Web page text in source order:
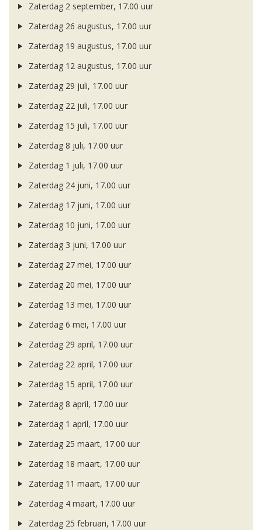
Zaterdag 2 september, 17.00 uur
Zaterdag 26 augustus, 17.00 uur
Zaterdag 19 augustus, 17.00 uur
Zaterdag 12 augustus, 17.00 uur
Zaterdag 29 juli, 17.00 uur
Zaterdag 22 juli, 17.00 uur
Zaterdag 15 juli, 17.00 uur
Zaterdag 8 juli, 17.00 uur
Zaterdag 1 juli, 17.00 uur
Zaterdag 24 juni, 17.00 uur
Zaterdag 17 juni, 17.00 uur
Zaterdag 10 juni, 17.00 uur
Zaterdag 3 juni, 17.00 uur
Zaterdag 27 mei, 17.00 uur
Zaterdag 20 mei, 17.00 uur
Zaterdag 13 mei, 17.00 uur
Zaterdag 6 mei, 17.00 uur
Zaterdag 29 april, 17.00 uur
Zaterdag 22 april, 17.00 uur
Zaterdag 15 april, 17.00 uur
Zaterdag 8 april, 17.00 uur
Zaterdag 1 april, 17.00 uur
Zaterdag 25 maart, 17.00 uur
Zaterdag 18 maart, 17.00 uur
Zaterdag 11 maart, 17.00 uur
Zaterdag 4 maart, 17.00 uur
Zaterdag 25 februari, 17.00 uur